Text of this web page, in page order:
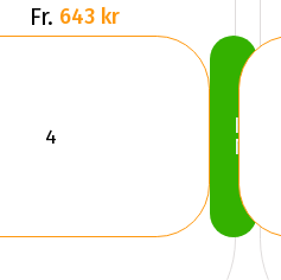
Fr. 643 kr
Köp
Nu